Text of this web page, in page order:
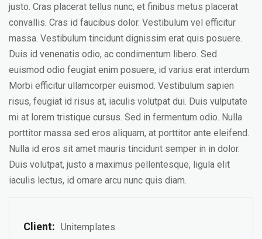
justo. Cras placerat tellus nunc, et finibus metus placerat
convallis. Cras id faucibus dolor. Vestibulum vel efficitur
massa. Vestibulum tincidunt dignissim erat quis posuere.
Duis id venenatis odio, ac condimentum libero. Sed
euismod odio feugiat enim posuere, id varius erat interdum.
Morbi efficitur ullamcorper euismod. Vestibulum sapien
risus, feugiat id risus at, iaculis volutpat dui. Duis vulputate
mi at lorem tristique cursus. Sed in fermentum odio. Nulla
porttitor massa sed eros aliquam, at porttitor ante eleifend.
Nulla id eros sit amet mauris tincidunt semper in in dolor.
Duis volutpat, justo a maximus pellentesque, ligula elit
iaculis lectus, id ornare arcu nunc quis diam.
Client: Unitemplates